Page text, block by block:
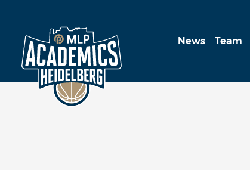
News Team